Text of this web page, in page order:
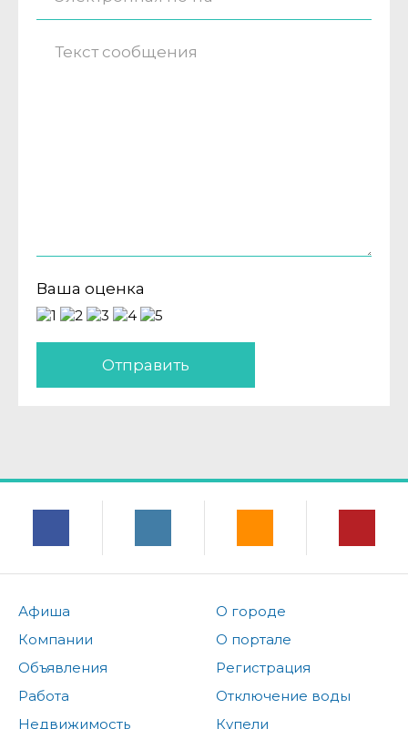
Ваша оценка
Отправить
Афиша
Компании
Объявления
Работа
Недвижимость
О городе
О портале
Регистрация
Отключение воды
Купели